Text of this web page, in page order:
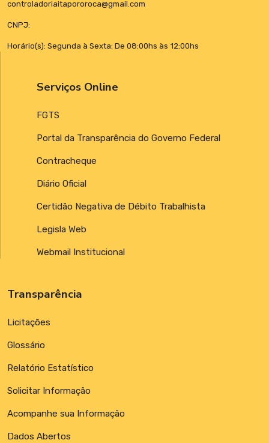
controladoriaitapororoca@gmail.com
CNPJ:
Horário(s): Segunda à Sexta: De 08:00hs às 12:00hs
Serviços Online
FGTS
Portal da Transparência do Governo Federal
Contracheque
Diário Oficial
Certidão Negativa de Débito Trabalhista
Legisla Web
Webmail Institucional
Transparência
Licitações
Glossário
Relatório Estatístico
Solicitar Informação
Acompanhe sua Informação
Dados Abertos